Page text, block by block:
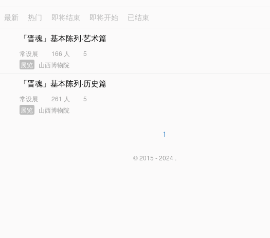
最新 热门 即将结束 即将开始 已结束
「晋魂」基本陈列·艺术篇
常设展 166 人
5
展览
山西博物院
「晋魂」基本陈列·历史篇
常设展 261 人
5
展览
山西博物院
1
© 2015 - 2024 .